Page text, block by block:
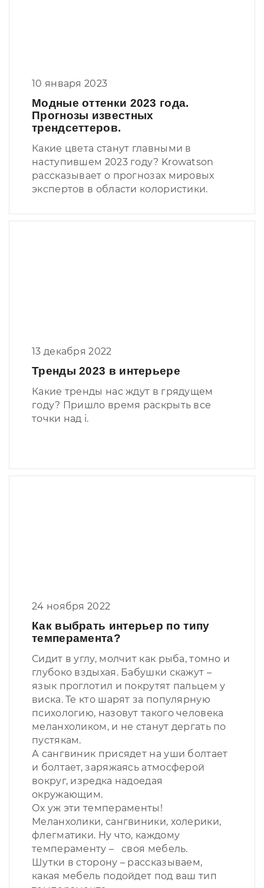
10 января 2023
Модные оттенки 2023 года.
Прогнозы известных
трендсеттеров.
Какие цвета станут главными в
наступившем 2023 году? Krowatson
рассказывает о прогнозах мировых
экспертов в области колористики.
13 декабря 2022
Тренды 2023 в интерьере
Какие тренды нас ждут в грядущем
году? Пришло время раскрыть все
точки над i.
24 ноября 2022
Как выбрать интерьер по типу
темперамента?
Сидит в углу, молчит как рыба, томно и
глубоко вздыхая. Бабушки скажут –
язык проглотил и покрутят пальцем у
виска. Те кто шарят за популярную
психологию, назовут такого человека
меланхоликом, и не станут дергать по
пустякам.
А сангвиник присядет на уши болтает
и болтает, заряжаясь атмосферой
вокруг, изредка надоедая
окружающим.
Ох уж эти темпераменты!
Меланхолики, сангвиники, холерики,
флегматики. Ну что, каждому
темпераменту – своя мебель.
Шутки в сторону – рассказываем,
какая мебель подойдет под ваш тип